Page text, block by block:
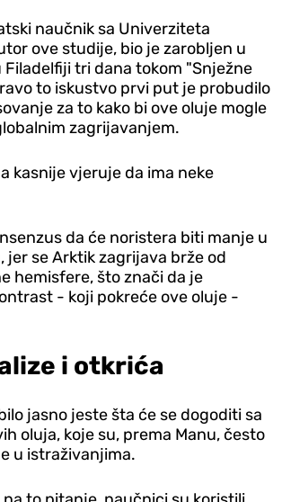
naučnik sa Univerziteta
ove studije, bio je zarobljen u
Filadelfiji tri dana tokom "Snježne
to iskustvo prvi put je probudilo
za to kako bi ove oluje mogle
zagrijavanjem.
kasnije vjeruje da ima neke
da će noristera biti manje u
se Arktik zagrijava brže od
hemisfere, što znači da je
- koji pokreće ove oluje -
i otkrića
jasno jeste šta će se dogoditi sa
oluja, koje su, prema Manu, često
u istraživanjima.